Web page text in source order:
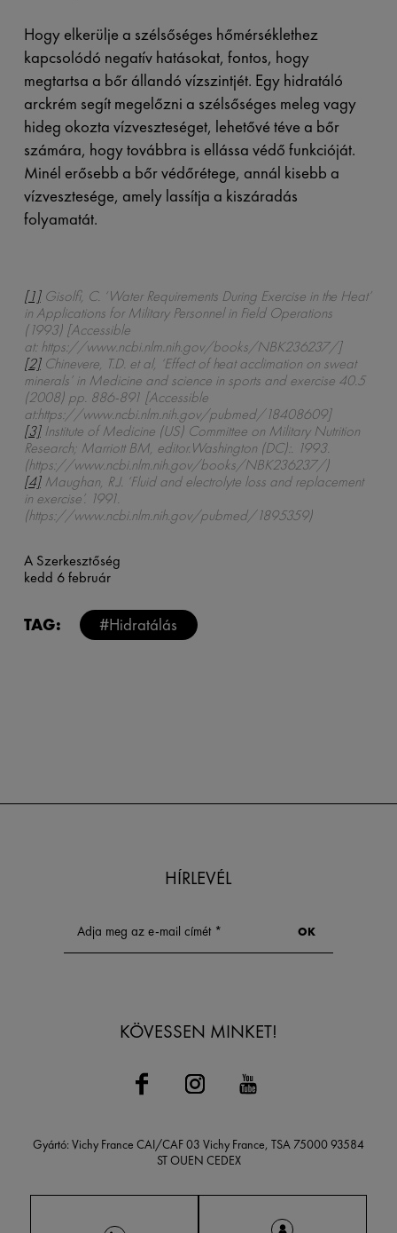
Hogy elkerülje a szélsőséges hőmérséklethez
kapcsolódó negatív hatásokat, fontos, hogy
megtartsa a bőr állandó vízszintjét. Egy hidratáló
arckrém segít megelőzni a szélsőséges meleg vagy
hideg okozta vízveszteséget, lehetővé téve a bőr
számára, hogy továbbra is ellássa védő funkcióját.
Minél erősebb a bőr védőrétege, annál kisebb a
vízvesztesége, amely lassítja a kiszáradás
folyamatát.
[1]Gisolfi, C. ‘Water Requirements During Exercise in the Heat’
in Applications for Military Personnel in Field Operations
(1993) [Accessible
at: https://www.ncbi.nlm.nih.gov/books/NBK236237/]
[2]Chinevere, T.D. et al, ‘Effect of heat acclimation on sweat
minerals’ in Medicine and science in sports and exercise 40.5
(2008) pp. 886-891 [Accessible
at:https://www.ncbi.nlm.nih.gov/pubmed/18408609]
[3]Institute of Medicine (US) Committee on Military Nutrition
Research; Marriott BM, editor.Washington (DC):. 1993.
(https://www.ncbi.nlm.nih.gov/books/NBK236237/)
[4]Maughan, R.J. ‘Fluid and electrolyte loss and replacement
in exercise’. 1991.
(https://www.ncbi.nlm.nih.gov/pubmed/1895359)
A Szerkesztőség
kedd 6 február
TAG: #Hidratálás
HÍRLEVÉL
KÖVESSEN MINKET!
Gyártó: Vichy France CAI/CAF 03 Vichy France, TSA 75000 93584
ST OUEN CEDEX